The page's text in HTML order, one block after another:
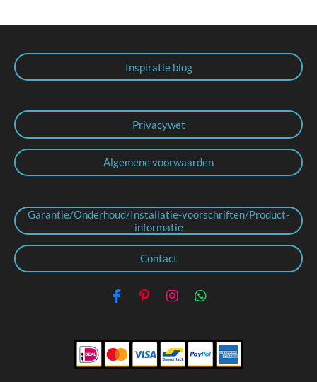
Inspiratie blog
Privacywet
Algemene voorwaarden
Garantie/Onderhoud/Installatie-voorschriften/Product-
informatie
Contact
F
e
b
o
P
t
e
r
I
t
a
g
W
t
s
A